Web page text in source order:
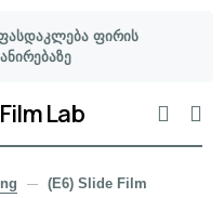
ფირის
(E6) Slide Film